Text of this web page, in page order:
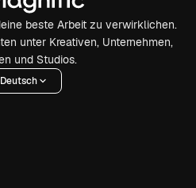
beste Arbeit zu verwirklichen.
unter Kreativen, Unternehmen,
und Studios.
Deutsch